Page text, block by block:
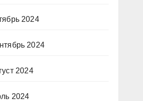
2024
2024
2024
2024